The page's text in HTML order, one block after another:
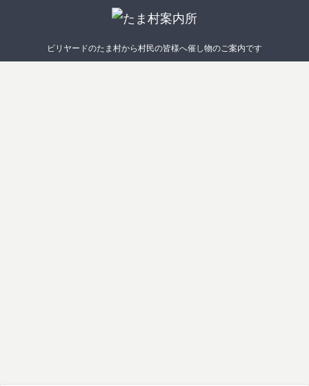
ビリヤードのたま村から村民の皆様へ催し物のご案内です